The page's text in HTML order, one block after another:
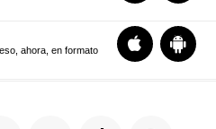
ahora, en formato